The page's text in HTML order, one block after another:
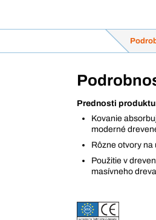
Prednosti
Kovanie
moderné
Rôzne otvory na
Použitie v
masívneho dreva